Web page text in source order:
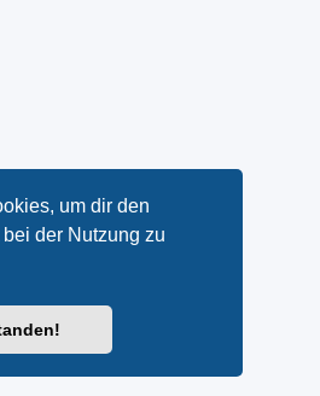
um dir den
der Nutzung zu